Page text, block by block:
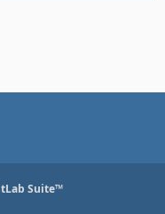
Suite™